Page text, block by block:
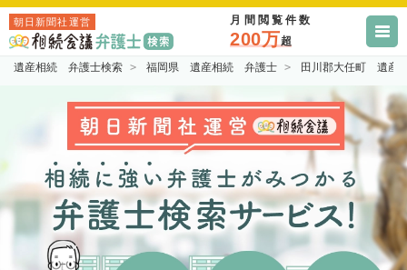
朝日新聞社運営 月間閲覧件数
200万超
遺産相続 弁護士検索 福岡県 遺産相続 弁護士 田川郡大任町 遺産